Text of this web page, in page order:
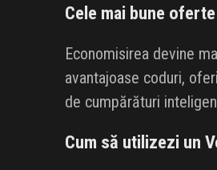
Cele mai bune
Economisirea devine
avantajoase coduri,
de cumpărături
Cum să utilizezi un